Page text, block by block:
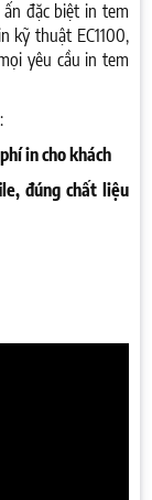
đặc biệt in tem
kỹ thuật EC1100,
yêu cầu in tem
in cho khách
đúng chất liệu